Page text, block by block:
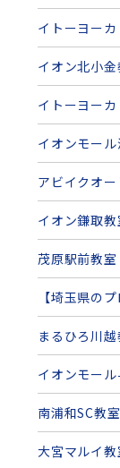
イトーヨー
イオン北小
イトーヨー
イオンモー
アビイクオ
イオン鎌取
茂原駅前教
【埼玉県の
まるひろ川
イオンモー
南浦和SC教
大宮マルイ